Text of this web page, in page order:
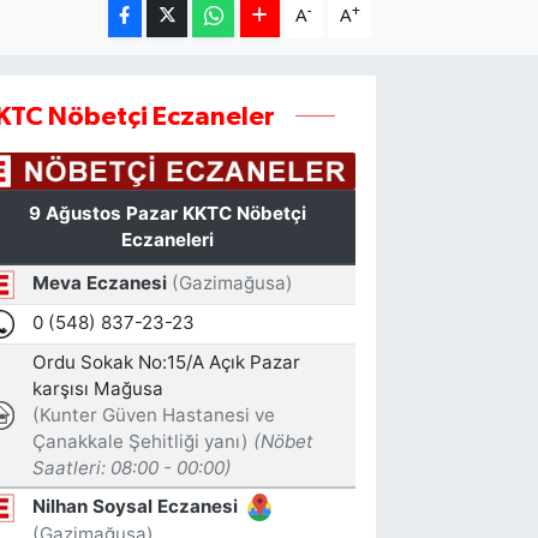
A- A+
Nöbetçi Eczaneler